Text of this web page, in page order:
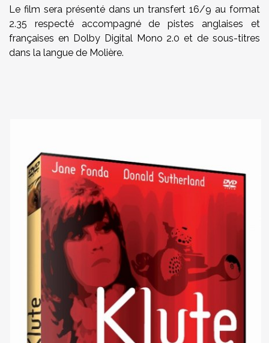
Le film sera présenté dans un transfert 16/9 au format
2.35 respecté accompagné de pistes anglaises et
françaises en Dolby Digital Mono 2.0 et de sous-titres
dans la langue de Molière.